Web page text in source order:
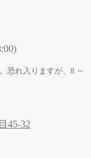
恐れ入りますが、8 ～
45-32